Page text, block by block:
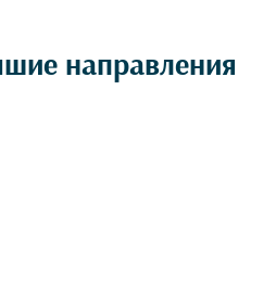
направления